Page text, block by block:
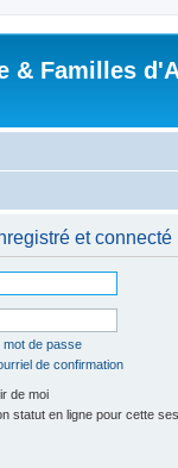
& Familles
et
mot de passe
de confirmation
de moi
statut en ligne pour cette